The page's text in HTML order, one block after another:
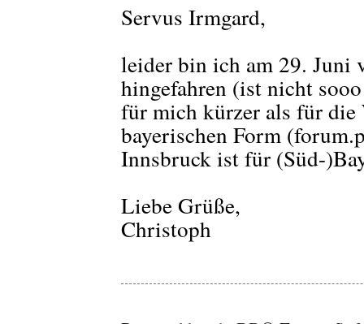
Servus Irmgard,
leider bin ich am 29. Juni
hingefahren (ist nicht
für mich kürzer als für
bayerischen Form
Innsbruck ist für (Süd-
Liebe Grüße,
Christoph